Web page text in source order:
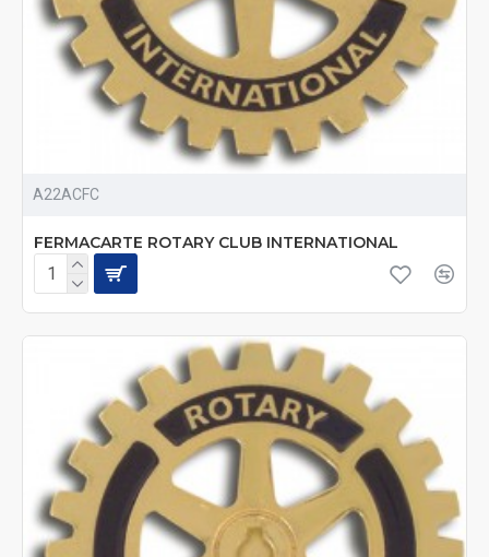
A22ACFC
FERMACARTE ROTARY CLUB INTERNATIONAL